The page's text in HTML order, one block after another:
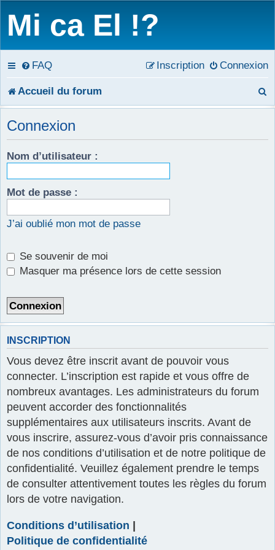
Mi ca El !?
FAQ Connexion
Inscription
Accueil du forum
e
Connexion
Nom d’utilisateur :
Mot de passe :
J’ai oublié mon mot de passe
Se souvenir de moi
Masquer ma présence lors de cette session
INSCRIPTION
Vous devez être inscrit avant de pouvoir vous
connecter. L’inscription est rapide et vous offre de
nombreux avantages. Les administrateurs du forum
peuvent accorder des fonctionnalités
supplémentaires aux utilisateurs inscrits. Avant de
vous inscrire, assurez-vous d’avoir pris connaissance
de nos conditions d’utilisation et de notre politique de
confidentialité. Veuillez également prendre le temps
de consulter attentivement toutes les règles du forum
lors de votre navigation.
Conditions d’utilisation |
Politique de confidentialité